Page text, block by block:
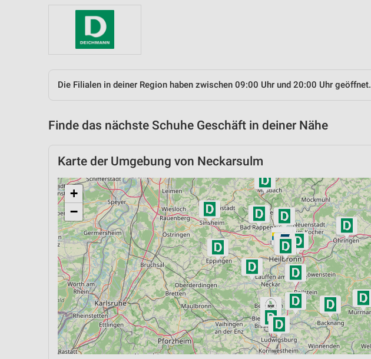
Die Filialen in deiner Region haben zwischen 09:00 Uhr und 20:00 Uhr geöffnet.
Finde das nächste Schuhe Geschäft in deiner Nähe
Karte der Umgebung von Neckarsulm
+
−